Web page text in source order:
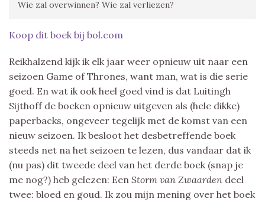
Wie zal overwinnen? Wie zal verliezen?
Koop dit boek bij bol.com
Reikhalzend kijk ik elk jaar weer opnieuw uit naar een
seizoen Game of Thrones, want man, wat is die serie
goed. En wat ik ook heel goed vind is dat Luitingh
Sijthoff de boeken opnieuw uitgeven als (hele dikke)
paperbacks, ongeveer tegelijk met de komst van een
nieuw seizoen. Ik besloot het desbetreffende boek
steeds net na het seizoen te lezen, dus vandaar dat ik
(nu pas) dit tweede deel van het derde boek (snap je
me nog?) heb gelezen: Een Storm van Zwaarden deel
twee: bloed en goud. Ik zou mijn mening over het boek